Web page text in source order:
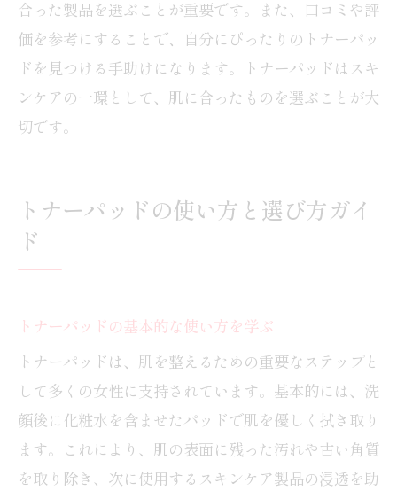
合った製品を選ぶことが重要です。また、口コミや評
価を参考にすることで、自分にぴったりのトナーパッ
ドを見つける手助けになります。トナーパッドはスキ
ンケアの一環として、肌に合ったものを選ぶことが大
切です。
トナーパッドの使い方と選び方ガイ
ド
トナーパッドの基本的な使い方を学ぶ
トナーパッドは、肌を整えるための重要なステップと
して多くの女性に支持されています。基本的には、洗
顔後に化粧水を含ませたパッドで肌を優しく拭き取り
ます。これにより、肌の表面に残った汚れや古い角質
を取り除き、次に使用するスキンケア製品の浸透を助